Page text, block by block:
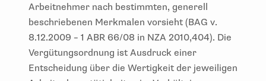
Arbeitnehmer nach bestimmten, generell
beschriebenen Merkmalen vorsieht (BAG v.
8.12.2009 – 1 ABR 66/08 in NZA 2010,404). Die
Vergütungsordnung ist Ausdruck einer
Entscheidung über die Wertigkeit der jeweiligen